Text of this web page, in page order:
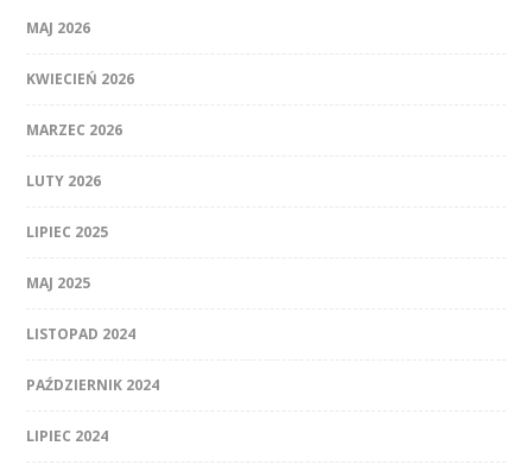
MAJ 2026
KWIECIEŃ 2026
MARZEC 2026
LUTY 2026
LIPIEC 2025
MAJ 2025
LISTOPAD 2024
PAŹDZIERNIK 2024
LIPIEC 2024